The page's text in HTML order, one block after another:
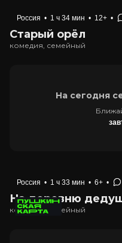
Россия • 1 ч 34 мин • 12+ •
Старый орёл
комедия, семейный
На сегодня
Россия • 1 ч 33 мин • 6+ •
На деревню
комедия, семейный